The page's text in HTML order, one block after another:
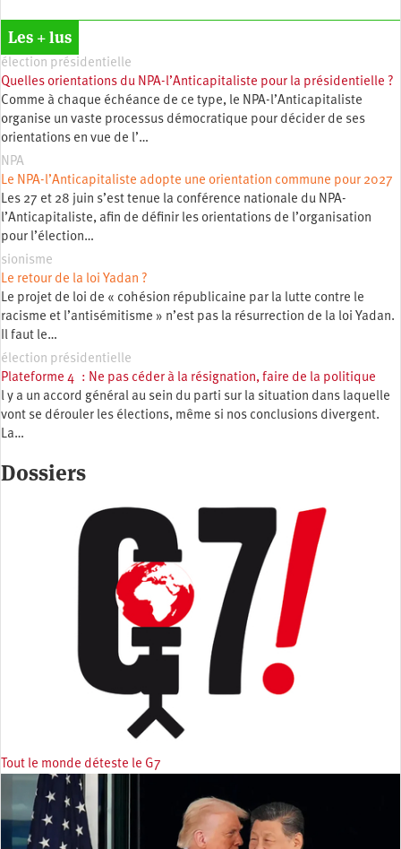
Les + lus
élection présidentielle
Quelles orientations du NPA-l’Anticapitaliste pour la présidentielle ?
Comme à chaque échéance de ce type, le NPA-l’Anticapitaliste
organise un vaste processus démocratique pour décider de ses
orientations en vue de l’…
NPA
Le NPA-l’Anticapitaliste adopte une orientation commune pour 2027
Les 27 et 28 juin s’est tenue la conférence nationale du NPA-
l’Anticapitaliste, afin de définir les orientations de l’organisation
pour l’élection…
sionisme
Le retour de la loi Yadan ?
Le projet de loi de « cohésion républicaine par la lutte contre le
racisme et l’antisémitisme » n’est pas la résurrection de la loi Yadan.
Il faut le…
élection présidentielle
Plateforme 4 : Ne pas céder à la résignation, faire de la politique
l y a un accord général au sein du parti sur la situation dans laquelle
vont se dérouler les élections, même si nos conclusions divergent.
La…
Dossiers
Tout le monde déteste le G7